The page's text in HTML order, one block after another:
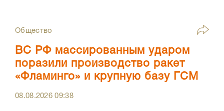
Общество
ВС РФ массированным ударом
поразили производство ракет
«Фламинго» и крупную базу ГСМ
08.08.202609:38